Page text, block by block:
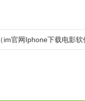
官网Iphone下载电影软